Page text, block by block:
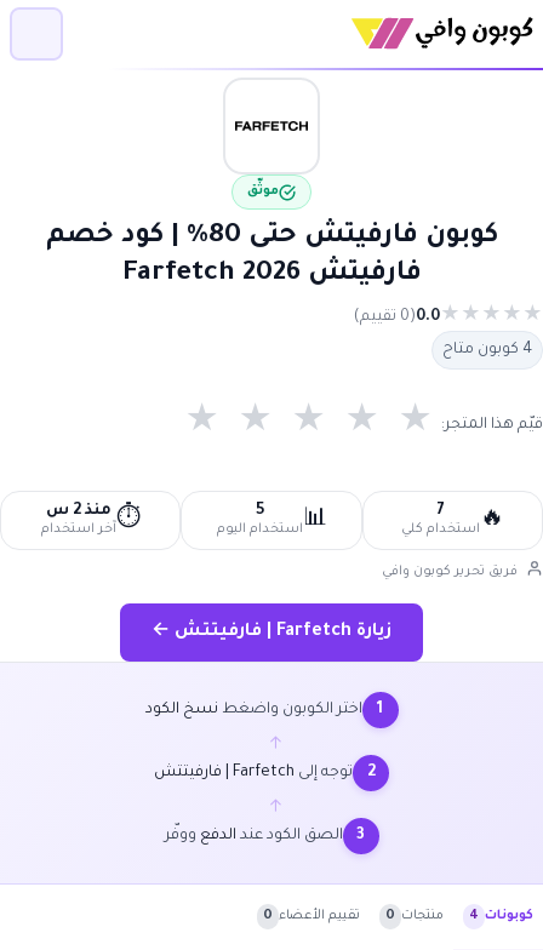
موثّق
كوبون فارفيتش حتى 80% | كود خصم
فارفيتش 2026 Farfetch
★
★
★
★
★
0.0(0 تقييم)
4 كوبون متاح
قيّم هذا المتجر: ★ ★ ★ ★ ★
🔥
7
استخدام كلي 📊
5
استخدام اليوم ⏱️ منذ 2 س
آخر استخدام
فريق تحرير كوبون وافي
زيارة Farfetch | فارفيتتش ←
1 اختر الكوبون واضغط نسخ الكود
←
2 توجه إلى Farfetch | فارفيتتش
←
3 الصق الكود عند الدفع ووفّر
كوبونات 4 منتجات 0 تقييم الأعضاء 0